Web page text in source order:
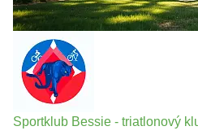
Sportklub Bessie - triatlonový